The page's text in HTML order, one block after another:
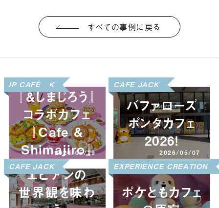
すべての事例に戻る
CAFE JACK
IP CAFÉ
2026/05/29
『&しまじろう』
コラボカフェ
『Cafe &
Shimajiro』
CAFE JACK
2026/05/07
バファローズ
ポンタカフェ
2026！
CAFE JACK
エビアンの
世界観を味わ
CAFE JACK
EXPERIENCE CREATION
ポケともカフェ